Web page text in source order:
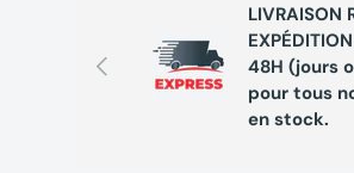
nécessitant un maintien
perçage.
Précédent
LIVRAISON
48H (jours
pour tous
en stock.